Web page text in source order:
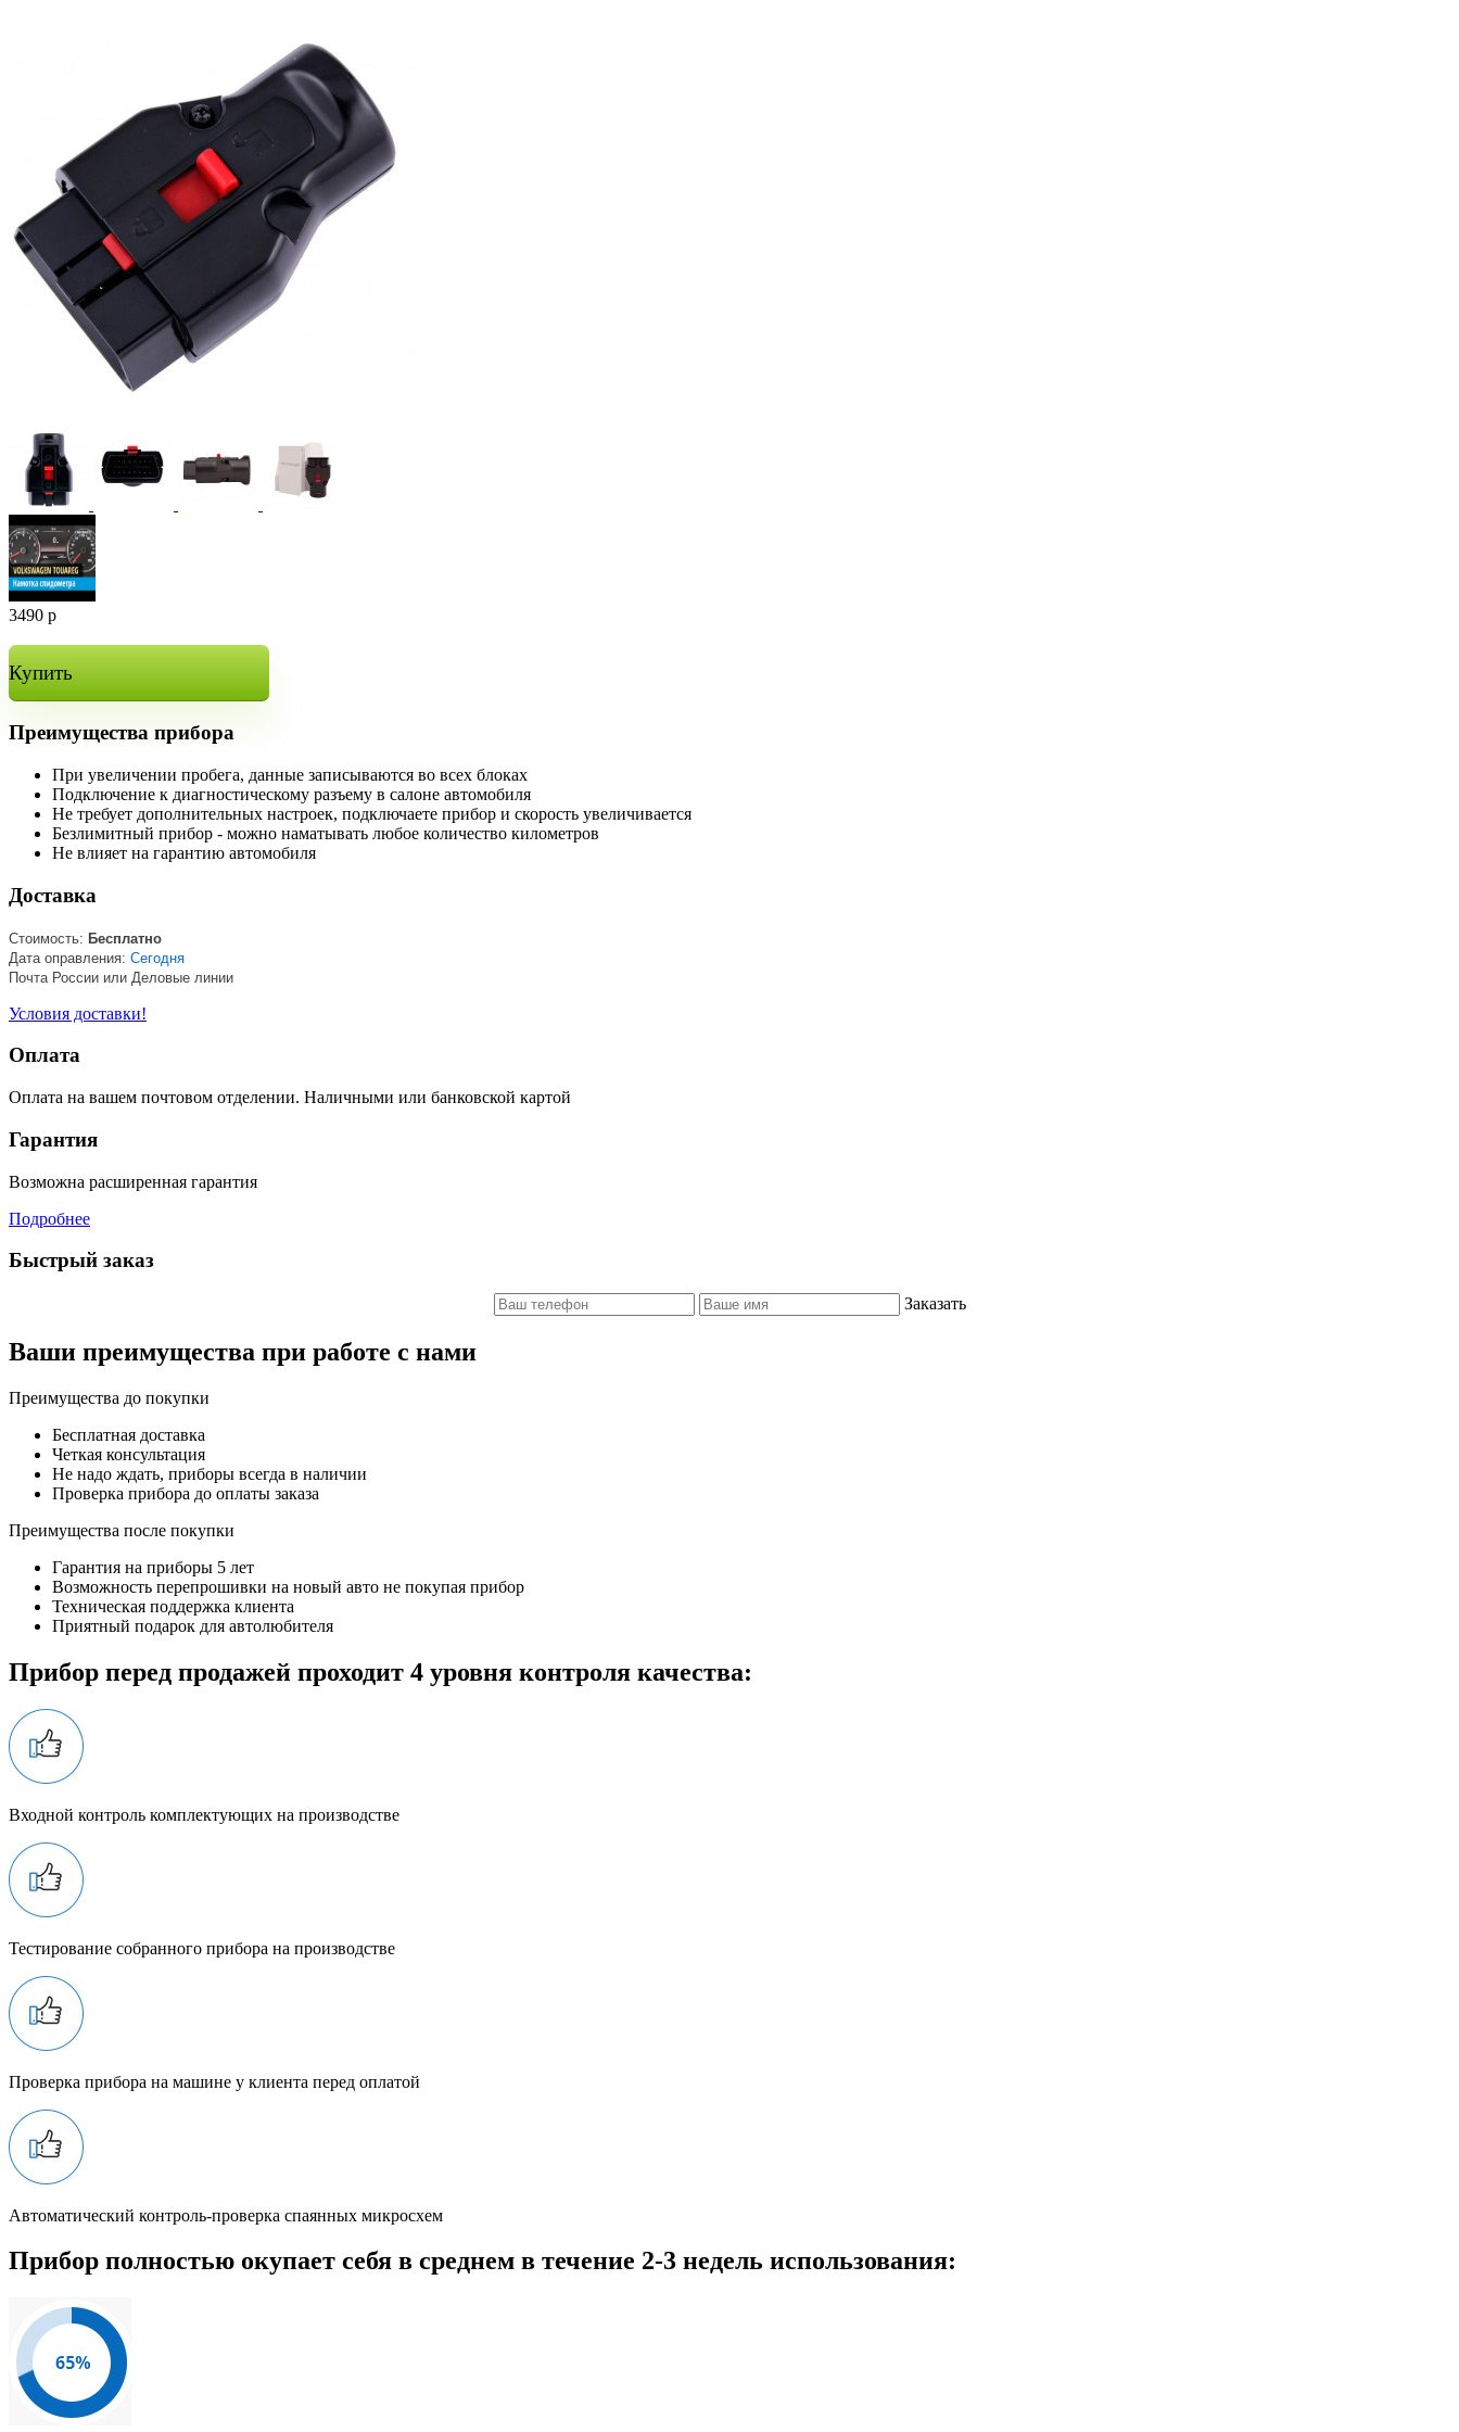
3490 р
Купить
Преимущества прибора
При увеличении пробега, данные записываются во всех блоках
Подключение к диагностическому разъему в салоне автомобиля
Не требует дополнительных настроек, подключаете прибор и скорость увеличивается
Безлимитный прибор - можно наматывать любое количество километров
Не влияет на гарантию автомобиля
Доставка
Стоимость: Бесплатно
Дата оправления: Сегодня
Почта России или Деловые линии
Условия доставки!
Оплата
Оплата на вашем почтовом отделении. Наличными или банковской картой
Гарантия
Возможна расширенная гарантия
Подробнее
Быстрый заказ
Заказать
Ваши преимущества при работе с нами
Преимущества до покупки
Бесплатная доставка
Четкая консультация
Не надо ждать, приборы всегда в наличии
Проверка прибора до оплаты заказа
Преимущества после покупки
Гарантия на приборы 5 лет
Возможность перепрошивки на новый авто не покупая прибор
Техническая поддержка клиента
Приятный подарок для автолюбителя
Прибор перед продажей проходит 4 уровня контроля качества:
Входной контроль комплектующих на производстве
Тестирование собранного прибора на производстве
Проверка прибора на машине у клиента перед оплатой
Автоматический контроль-проверка спаянных микросхем
Прибор полностью окупает себя в среднем в течение 2-3 недель использования: